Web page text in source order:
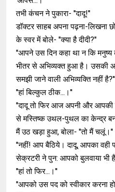
तभी कंचन ने पुकारा- ''दादू!''
डॉक्टर साहब अपना पढ़ना-
के स्वर में बोले- ''क्या है दीदी?''
''आपने उस दिन कहा था न कि
भीतर से अभिव्यक्त हुआ है। उसकी
समझी जाने वाली अभिव्यक्ति नहीं है?''
''हां बिल्कुल ठीक...।''
''दादू तो फिर आज अपनी और आपकी
से मस्तिष्क उथल-पुथल का केन्द्र
मैं उठ खड़ा हुआ, बोला- ''तो मैं चलूं।''
''नहीं! आप बैठिये। दादू, आपका
सेक्रटरी ने पुन: आपको बुलवाया भी
''हां तो फिर...।''
''आपको उस पद को स्वीकार करना